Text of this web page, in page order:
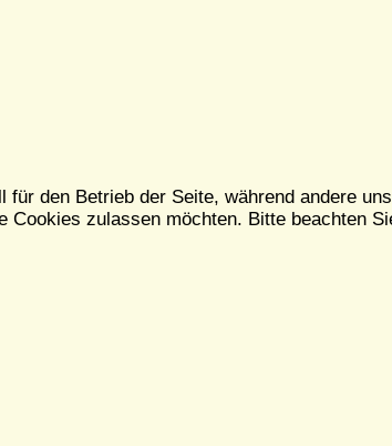
den Betrieb der Seite, während andere
zulassen möchten. Bitte beachten